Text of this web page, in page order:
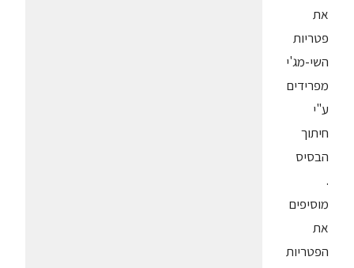
את
פטריות
השי-מג'י
מפרידים
ע"י
חיתוך
הבסיס
.
מוסיפים
את
הפטריות